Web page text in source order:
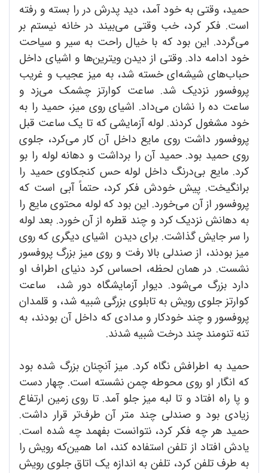
حمید، وقتی به خود آمد، دید پدرش در را بسته و رفته
است. فکر کرد، خب وقتی می‌بیند در خانه نیستم بر
می‌گردد. این بود که با خیال راحت به سیر و سیاحت
خود ادامه داد. وقتی از دیدن ویترین‌ها و اشیای داخل
حباب‌های شیشه‌ای خسته شد، به میز عجیب و غریب
پروفسور نزدیک شد. ساعت کوارتز چشمک می‌زد و
ساعت ده را نشان می‌داد. اشیای روی میز، حمید را به
خود مشغول کردند. لوله آزمایشی که تا یک ساعت قبل
پروفسور داشت روی مایع داخل آن کار می‌کرد، جلوی
روی حمید بود. حمید آن را برداشت و دهانه لوله را بو
کرد. مایع بی‌درنگ داخل لوله حس کنجکاوی حمید را
برانگیخت. پیش خودش فکر کرد، حتماً آبی است که
پروفسور از آن می‌خورد. این بود که لوله محتوی مایع را
به دهانش نزدیک کرد و چند قطره از آن خورد. بعد لوله
را سر جایش گذاشت. برای دیدن اشیای دیگری که روی
میز بودند، از صندلی بالا رفت و روی میز بزرگ پروفسور
نشست. در همان لحظه، احساس کرد دنیای اطراف او
دارد بزرگ می‌شود. دیوار آزمایشگاه دور شد، ساعت
کوارتز جلوی رویش به تابلوی بزرگی شبیه شد، و قلمدان
پروفسور و چند خودکار و مدادی که داخل آن بودند، به
تنه تنومند چند درخت شبیه شدند.
حمید به اطرافش نگاه کرد. میز آنچنان بزرگ شده بود
که انگار او روی محوطه چمن نشسته است. چهار دست
و پا راه افتاد و تا لبه میز جلو آمد. تا روی زمین ارتفاع
زیادی بود و صندلی چند متر آن طرف‌تر قرار داشت.
حمید هر چه فکر کرد، نتوانست بفهمد چه شده است.
یادش افتاد از تلفن استفاده کند، اما همین‌که رویش را
به طرف تلفن کرد، تلفن به اندازه یک اتاق جلوی رویش